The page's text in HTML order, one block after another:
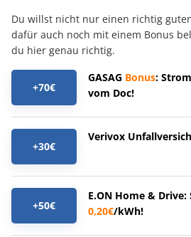
Du willst nicht nur einen richtig
dafür auch noch mit einem Bonus
du hier genau richtig.
+70€
GASAG Bonus:
vom Doc!
+30€
Verivox
+50€
E.ON Home &
0,20€/kWh!